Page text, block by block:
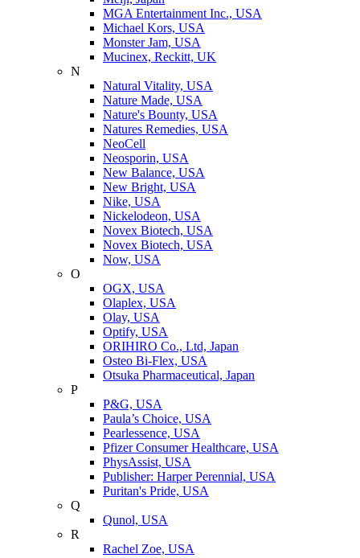
MGA Entertainment Inc., USA
Michael Kors, USA
Monster Jam, USA
Mucinex, Reckitt, UK
N
Natural Vitality, USA
Nature Made, USA
Nature's Bounty, USA
Natures Remedies, USA
NeoCell
Neosporin, USA
New Balance, USA
New Bright, USA
Nike, USA
Niсkelodeon, USA
Novex Biotech, USA
Novex Biotech, USA
Now, USA
O
OGX, USA
Olaplex, USA
Olay, USA
Optify, USA
ORIHIRO Co., Ltd, Japan
Osteo Bi-Flex, USA
Otsuka Pharmaceutical, Japan
P
P&G, USA
Paula’s Choice, USA
Pearlessence, USA
Pfizer Consumer Healthcare, USA
PhysAssist, USA
Publisher: Harper Perennial, USA
Puritan's Pride, USA
Q
Qunol, USA
R
Rachel Zoe, USA